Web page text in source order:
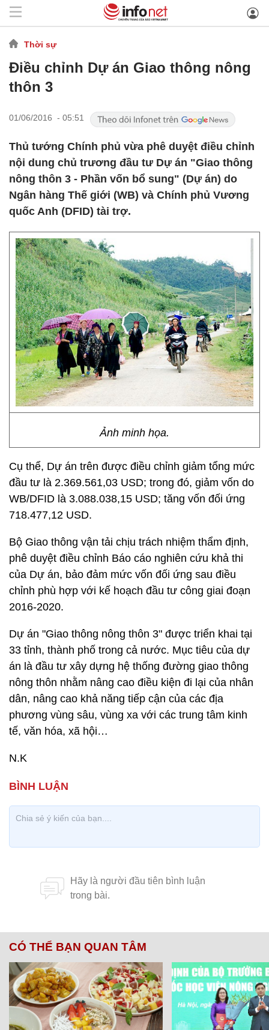
Thời sự
Điều chỉnh Dự án Giao thông nông
thôn 3
01/06/2016 - 05:51
Thủ tướng Chính phủ vừa phê duyệt điều chỉnh
nội dung chủ trương đầu tư Dự án "Giao thông
nông thôn 3 - Phần vốn bổ sung" (Dự án) do
Ngân hàng Thế giới (WB) và Chính phủ Vương
quốc Anh (DFID) tài trợ.
Ảnh minh họa.
Cụ thể, Dự án trên được điều chỉnh giảm tổng mức
đầu tư là 2.369.561,03 USD; trong đó, giảm vốn do
WB/DFID là 3.088.038,15 USD; tăng vốn đối ứng
718.477,12 USD.
Bộ Giao thông vận tải chịu trách nhiệm thẩm định,
phê duyệt điều chỉnh Báo cáo nghiên cứu khả thi
của Dự án, bảo đảm mức vốn đối ứng sau điều
chỉnh phù hợp với kế hoạch đầu tư công giai đoạn
2016-2020.
Dự án "Giao thông nông thôn 3" được triển khai tại
33 tỉnh, thành phố trong cả nước. Mục tiêu của dự
án là đầu tư xây dựng hệ thống đường giao thông
nông thôn nhằm nâng cao điều kiện đi lại của nhân
dân, nâng cao khả năng tiếp cận của các địa
phương vùng sâu, vùng xa với các trung tâm kinh
tế, văn hóa, xã hội…
N.K
CÓ THỂ BẠN QUAN TÂM